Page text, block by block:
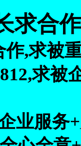
求合
,求被
求
业服务